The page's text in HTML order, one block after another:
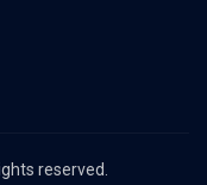
reserved.